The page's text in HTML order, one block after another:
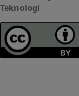
Teknologi